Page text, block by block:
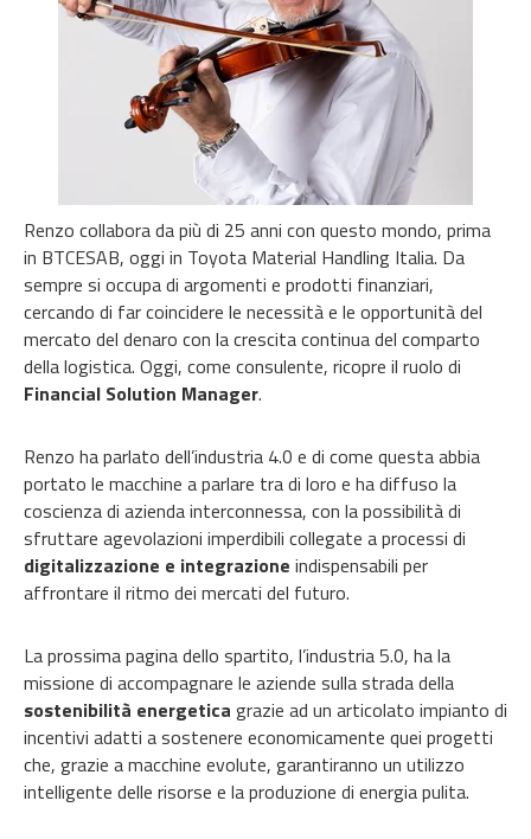
Renzo collabora da più di 25 anni con questo mondo, prima
in BTCESAB, oggi in Toyota Material Handling Italia. Da
sempre si occupa di argomenti e prodotti finanziari,
cercando di far coincidere le necessità e le opportunità del
mercato del denaro con la crescita continua del comparto
della logistica. Oggi, come consulente, ricopre il ruolo di
Financial Solution Manager.
Renzo ha parlato dell’industria 4.0 e di come questa abbia
portato le macchine a parlare tra di loro e ha diffuso la
coscienza di azienda interconnessa, con la possibilità di
sfruttare agevolazioni imperdibili collegate a processi di
digitalizzazione e integrazione indispensabili per
affrontare il ritmo dei mercati del futuro.
La prossima pagina dello spartito, l’industria 5.0, ha la
missione di accompagnare le aziende sulla strada della
sostenibilità energetica grazie ad un articolato impianto di
incentivi adatti a sostenere economicamente quei progetti
che, grazie a macchine evolute, garantiranno un utilizzo
intelligente delle risorse e la produzione di energia pulita.